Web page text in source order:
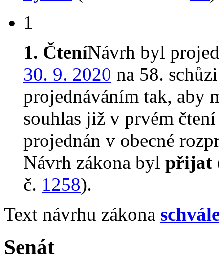
1
1. ČteníNávrh byl
30. 9. 2020 na 58.
projednáváním tak, aby
souhlas již v prvém
projednán v obecné
Návrh zákona byl přijat
č. 1258).
Text návrhu zákona
Senát